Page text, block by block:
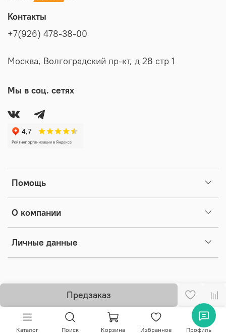
Предзаказ
Помощь
О компании
Личные данные
Контакты
+7(926) 478-38-00
Москва, Волгоградский пр-кт, д 28 стр 1
Мы в соц. сетях
Каталог Поиск Корзина Избранное Профиль